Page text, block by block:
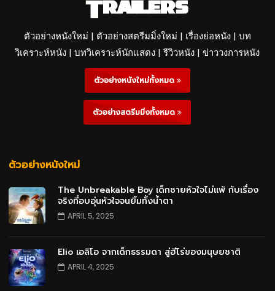
ตัวอย่างหนังใหม่ | ตัวอย่างสตรีมมิ่งใหม่ | เรื่องย่อหนัง | บท
วิเคราะห์หนัง | บทวิเคราะห์นักแสดง | รีวิวหนัง | ข่าววงการหนัง
ตัวอย่างหนังใหม่ทั้งหมด
ตัวอย่างสตรีมมิ่งทั้งหมด
ตัวอย่างหนังใหม่
The Unbreakable Boy เด็กชายหัวใจไม่แพ้ กับเรื่อง
จริงที่อบอุ่นหัวใจจนยิ้มทั้งน้ำตา
APRIL 5, 2025
Elio เอลิโอ จากเด็กธรรมดา สู่ฮีโร่ของมนุษยชาติ
APRIL 4, 2025